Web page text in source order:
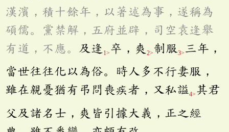
漢濱，積十餘年，以著述為事，遂稱為
碩儒。黨禁解，五府並辟，司空袁逢舉
有道，不應。 及逢 1> 卒，爽 2> 制服 3> 三年，
當世往往化以為俗。時人多不行妻服，
雖在親憂猶有弔問喪疾者，又私謚4> 其君
父及諸名士，爽皆引據大義，正之經